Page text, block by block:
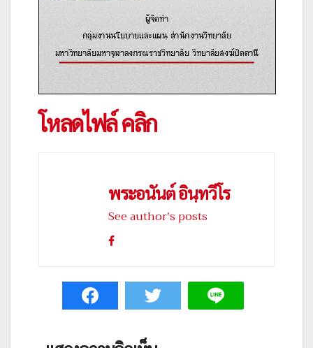
โหลดไฟล์ คลิก
พระอนันต์ อินฺทวีโร
See author's posts